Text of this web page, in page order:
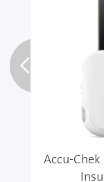
Accu-